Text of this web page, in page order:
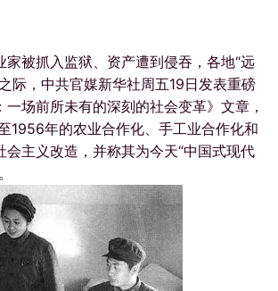
家被抓入监狱、资产遭到侵吞，各地“远
际，中共官媒新华社周五19日发表重磅
场前所未有的深刻的社会变革》文章，
1956年的农业合作化、手工业合作化和
会主义改造，并称其为今天“中国式现代